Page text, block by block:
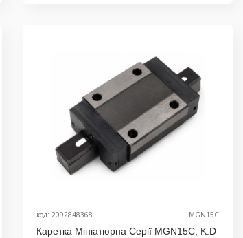
код: 2092848368 MGN15C
Каретка Мініатюрна Серії MGN15C, K.D